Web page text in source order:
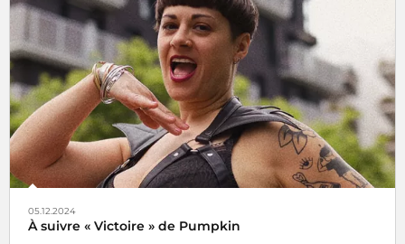
Le choix de Jansi
05.12.2024
À suivre « Victoire » de Pumpkin